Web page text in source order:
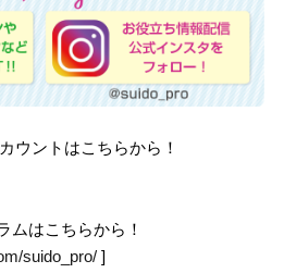
ウントはこちらから！
はこちらから！
suido_pro/ ]